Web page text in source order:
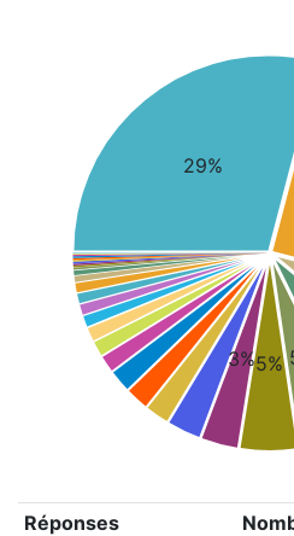
29%
5%
3%
Réponses